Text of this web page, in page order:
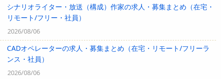
シナリオライター・放送（構成）作家の求人・募集まとめ（在宅・
リモート/フリー・社員）
2026/08/06
CADオペレーターの求人・募集まとめ（在宅・リモート/フリーラ
ンス・社員）
2026/08/06